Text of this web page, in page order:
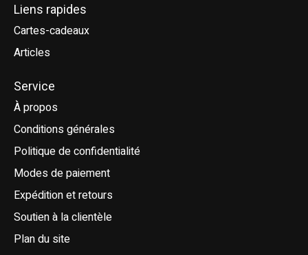
Liens rapides
Cartes-cadeaux
Articles
Service
À propos
Conditions générales
Politique de confidentialité
Modes de paiement
Expédition et retours
Soutien à la clientèle
Plan du site